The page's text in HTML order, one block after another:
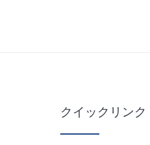
クイックリンク